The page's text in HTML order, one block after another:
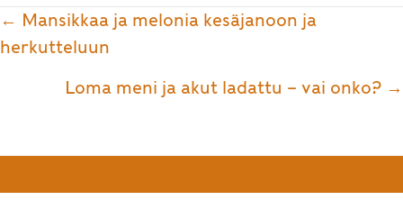
Posts
navigation
← Mansikkaa ja melonia kesäjanoon ja
herkutteluun
Loma meni ja akut ladattu – vai onko? →